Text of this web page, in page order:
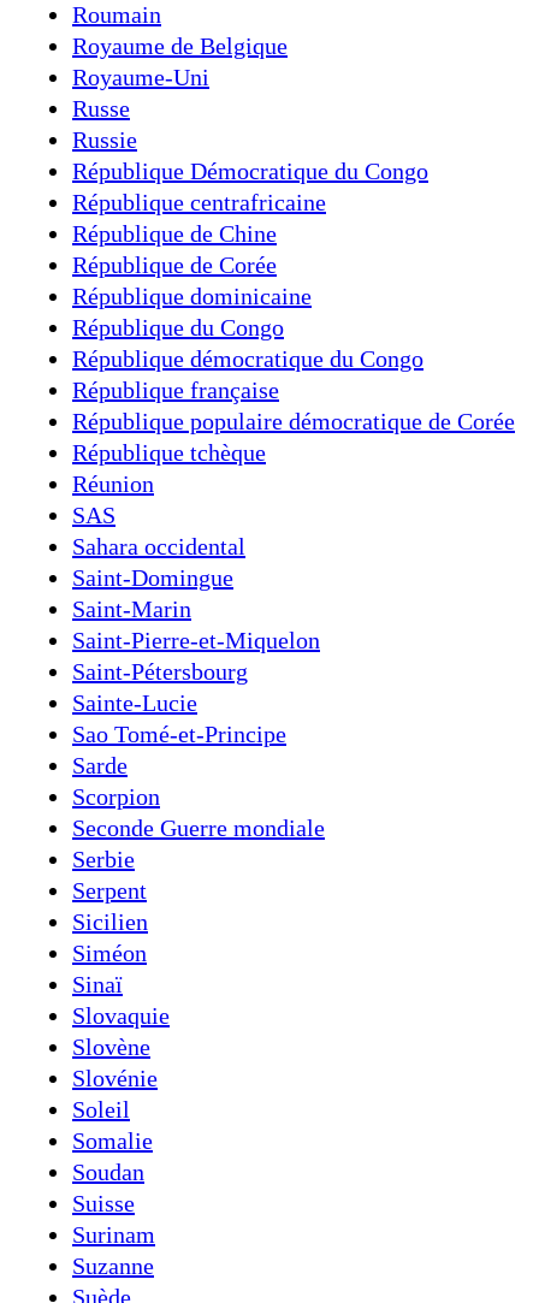
Roumain
Royaume de Belgique
Royaume-Uni
Russe
Russie
République Démocratique du Congo
République centrafricaine
République de Chine
République de Corée
République dominicaine
République du Congo
République démocratique du Congo
République française
République populaire démocratique de Corée
République tchèque
Réunion
SAS
Sahara occidental
Saint-Domingue
Saint-Marin
Saint-Pierre-et-Miquelon
Saint-Pétersbourg
Sainte-Lucie
Sao Tomé-et-Principe
Sarde
Scorpion
Seconde Guerre mondiale
Serbie
Serpent
Sicilien
Siméon
Sinaï
Slovaquie
Slovène
Slovénie
Soleil
Somalie
Soudan
Suisse
Surinam
Suzanne
Suède